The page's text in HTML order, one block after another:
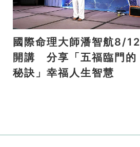
國際命理大師潘智航8/12
開講 分享「五福臨門的
秘訣」幸福人生智慧